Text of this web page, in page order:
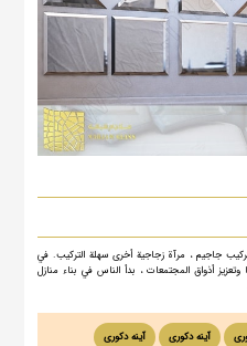
جاجيم ، مرآة زجاجية أخرى سهلة التركيب. في
وتعزيز أذواق المجتمعات ، بدأ الناس في بناء منازل
آینه دکوری آینه دکوری